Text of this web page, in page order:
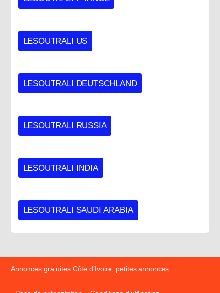
LESOUTRALI US
LESOUTRALI DEUTSCHLAND
LESOUTRALI RUSSIA
LESOUTRALI INDIA
LESOUTRALI SAUDI ARABIA
Annonces gratuites Côte d’Ivoire, petites annonces